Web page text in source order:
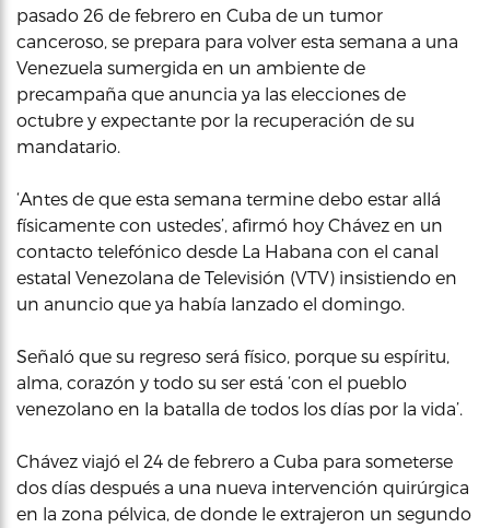
pasado 26 de febrero en Cuba de un tumor
canceroso, se prepara para volver esta semana a una
Venezuela sumergida en un ambiente de
precampaña que anuncia ya las elecciones de
octubre y expectante por la recuperación de su
mandatario.
‘Antes de que esta semana termine debo estar allá
físicamente con ustedes’, afirmó hoy Chávez en un
contacto telefónico desde La Habana con el canal
estatal Venezolana de Televisión (VTV) insistiendo en
un anuncio que ya había lanzado el domingo.
Señaló que su regreso será físico, porque su espíritu,
alma, corazón y todo su ser está ‘con el pueblo
venezolano en la batalla de todos los días por la vida’.
Chávez viajó el 24 de febrero a Cuba para someterse
dos días después a una nueva intervención quirúrgica
en la zona pélvica, de donde le extrajeron un segundo